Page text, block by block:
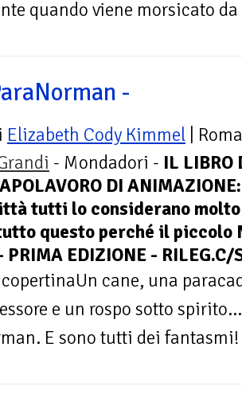
quando viene morsicato
-
Elizabeth Cody Kimmel |
- Mondadori - IL LIBRO
DI
tutti lo considerano molto
questo perché il piccolo
EDIZIONE - RILEG.C/
cane, una
e un rospo sotto
E sono tutti dei